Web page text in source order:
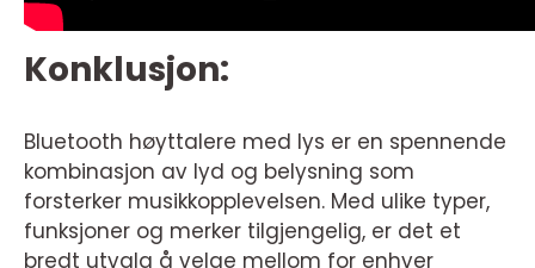
Konklusjon:
Bluetooth høyttalere med lys er en spennende
kombinasjon av lyd og belysning som
forsterker musikkopplevelsen. Med ulike typer,
funksjoner og merker tilgjengelig, er det et
bredt utvalg å velge mellom for enhver